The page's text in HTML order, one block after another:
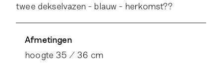
twee dekselvazen - blauw - herkomst??
Afmetingen
hoogte 35 / 36 cm